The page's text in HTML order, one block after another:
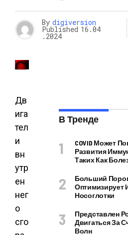
By digiversion
Published 16.04
.2024
Дв
ига
тел
и
вн
утр
ен
нег
о
сго
В Тренде
COVID Может
Развития
Таких Как
Больший
Оптимизирует
Носоглотки
Представлен
Двигаться За
Волн